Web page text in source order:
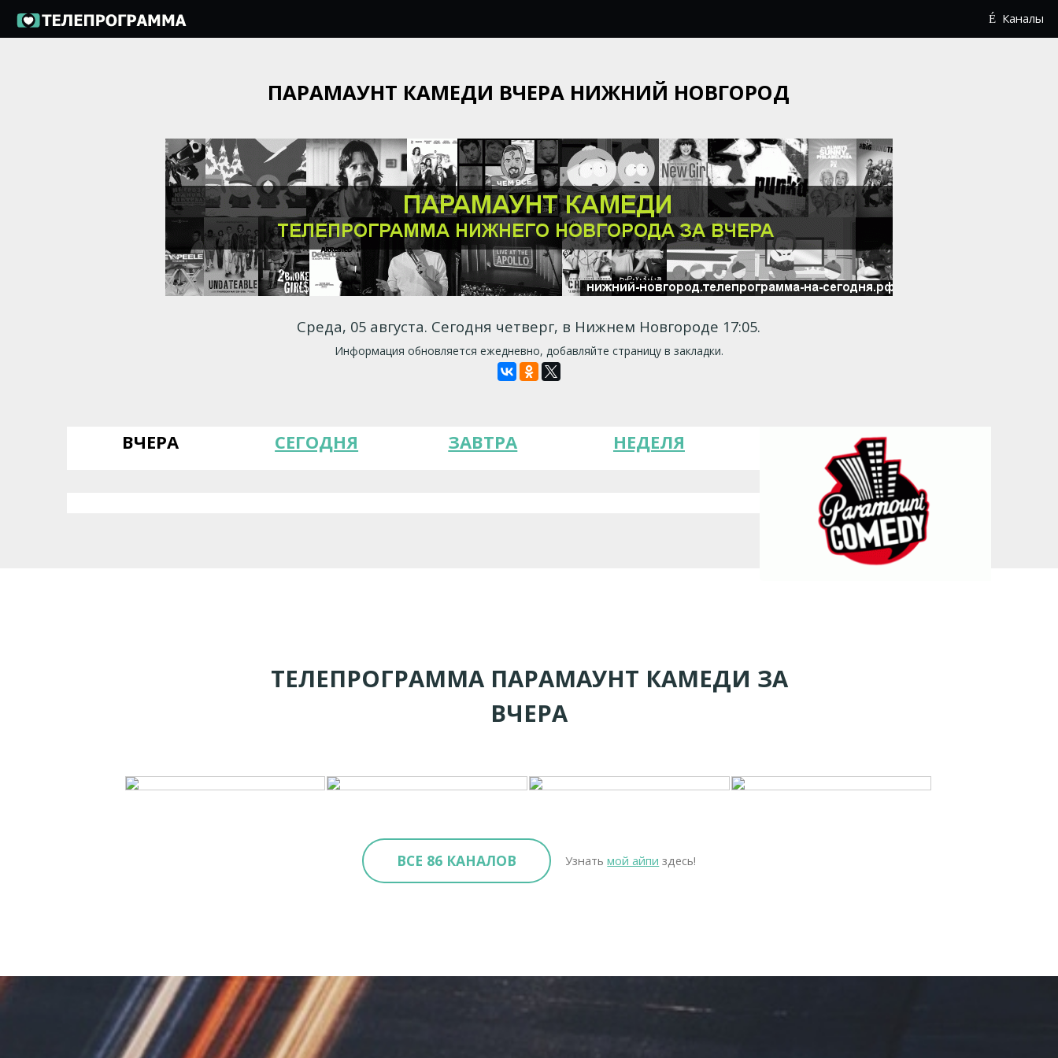
Каналы
ПАРАМАУНТ КАМЕДИ ВЧЕРА НИЖНИЙ НОВГОРОД
Среда, 05 августа. Сегодня четверг, в Нижнем Новгороде 17:05.
Информация обновляется ежедневно, добавляйте страницу в закладки.
ВЧЕРА СЕГОДНЯ ЗАВТРА НЕДЕЛЯ
ТЕЛЕПРОГРАММА ПАРАМАУНТ КАМЕДИ ЗА
ВЧЕРА
ВСЕ 86 КАНАЛОВ Узнатьмой айпи здесь!